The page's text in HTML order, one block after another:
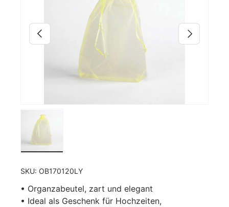
Vorherige Nächste
SKU: OB170120LY
• Organzabeutel, zart und elegant
• Ideal als Geschenk für Hochzeiten,